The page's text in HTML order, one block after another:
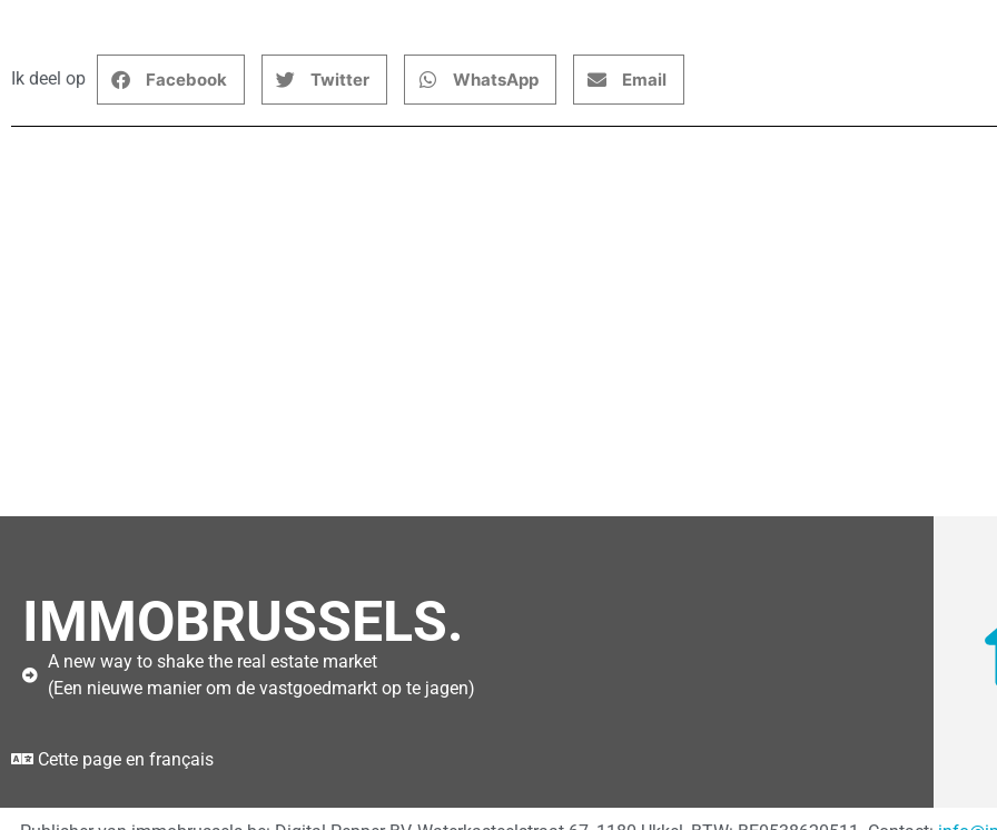
Ik deel op Facebook Twitter WhatsApp Email
IMMOBRUSSELS.
A new way to shake the real estate market
(Een nieuwe manier om de vastgoedmarkt op te jagen)
Cette page en français